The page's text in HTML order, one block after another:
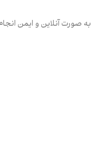
معاملات خود را با کمک پلتفرم معاملاتی متاتریدر 5 به صورت آنلاین و ایمن